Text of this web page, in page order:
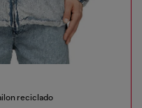
reciclado